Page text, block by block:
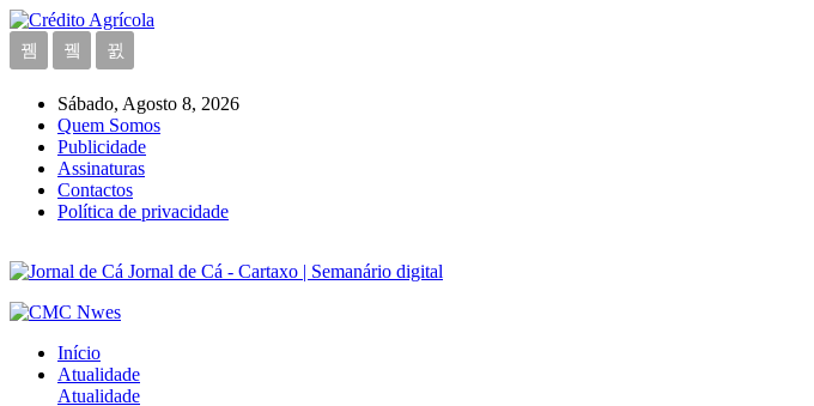
Sábado, Agosto 8, 2026
Quem Somos
Publicidade
Assinaturas
Contactos
Política de privacidade
Jornal de Cá - Cartaxo | Semanário digital
Início
Atualidade
Atualidade